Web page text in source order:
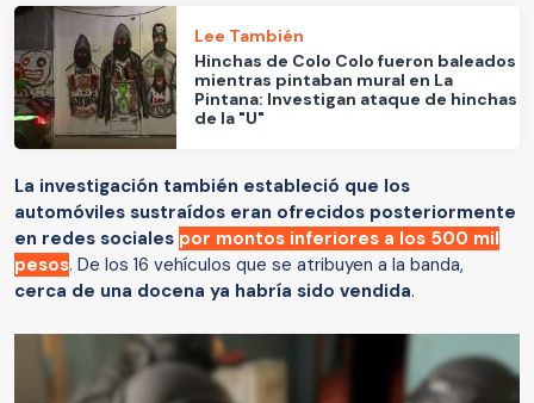
Lee También
Hinchas de Colo Colo fueron baleados
mientras pintaban mural en La
Pintana: Investigan ataque de hinchas
de la "U"
La investigación también estableció que los
automóviles sustraídos eran ofrecidos posteriormente
en redes sociales por montos inferiores a los 500 mil
pesos. De los 16 vehículos que se atribuyen a la banda,
cerca de una docena ya habría sido vendida.